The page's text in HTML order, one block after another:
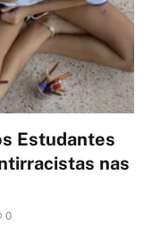
Estudantes
nas
0